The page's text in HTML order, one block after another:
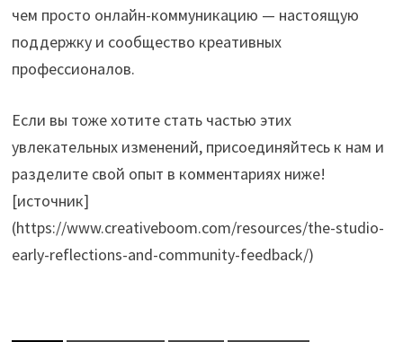
чем просто онлайн-коммуникацию — настоящую
поддержку и сообщество креативных
профессионалов.
Если вы тоже хотите стать частью этих
увлекательных изменений, присоединяйтесь к нам и
разделите свой опыт в комментариях ниже!
[источник]
(https://www.creativeboom.com/resources/the-studio-
early-reflections-and-community-feedback/)